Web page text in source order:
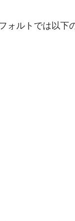
ォルトでは以下